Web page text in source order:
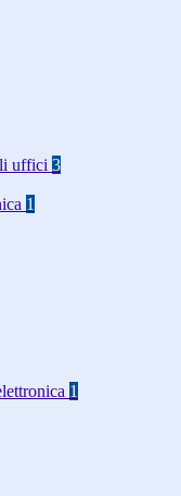
uffici 3
1
1